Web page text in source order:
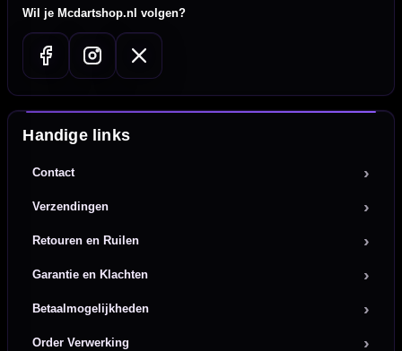
Wil je Mcdartshop.nl volgen?
Handige links
Contact
Verzendingen
Retouren en Ruilen
Garantie en Klachten
Betaalmogelijkheden
Order Verwerking